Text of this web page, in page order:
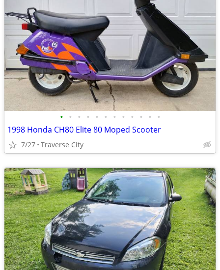
• • • • • • • • • • • •
1998 Honda CH80 Elite 80 Moped Scooter
7/27 Traverse City